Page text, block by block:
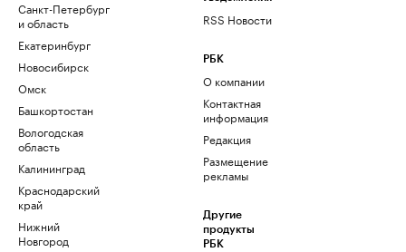
Санкт-Петербург
и область
Екатеринбург
Новосибирск
Омск
Башкортостан
Вологодская
область
Калининград
Краснодарский
край
Нижний
Новгород
RSS Новости
РБК
О компании
Контактная
информация
Редакция
Размещение
рекламы
Другие
продукты
РБК